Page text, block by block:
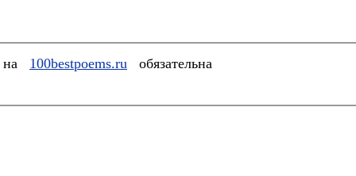
100bestpoems.ru обязательна